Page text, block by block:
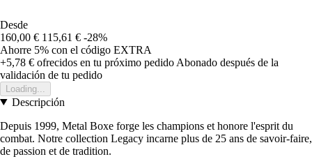
Desde
160,00 € 115,61 € -28%
Ahorre 5% con el código EXTRA
+5,78 € ofrecidos en tu próximo pedido Abonado después de la
validación de tu pedido
Loading...
Descripción
Depuis 1999, Metal Boxe forge les champions et honore l'esprit du
combat. Notre collection Legacy incarne plus de 25 ans de savoir-faire,
de passion et de tradition.